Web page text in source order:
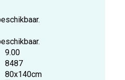
9.00
8487
80x140cm